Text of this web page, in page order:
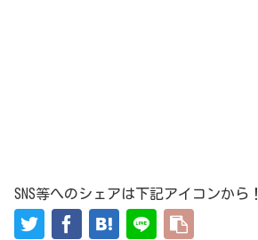
SNS等へのシェアは下記アイコンから！